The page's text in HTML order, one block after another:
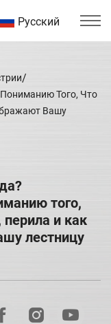
Русский
Того, Что
Вашу
того,
и как
лестницу